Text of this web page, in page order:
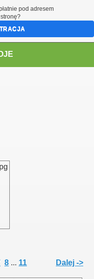
8 ... 11 Dalej ->
pod adresem